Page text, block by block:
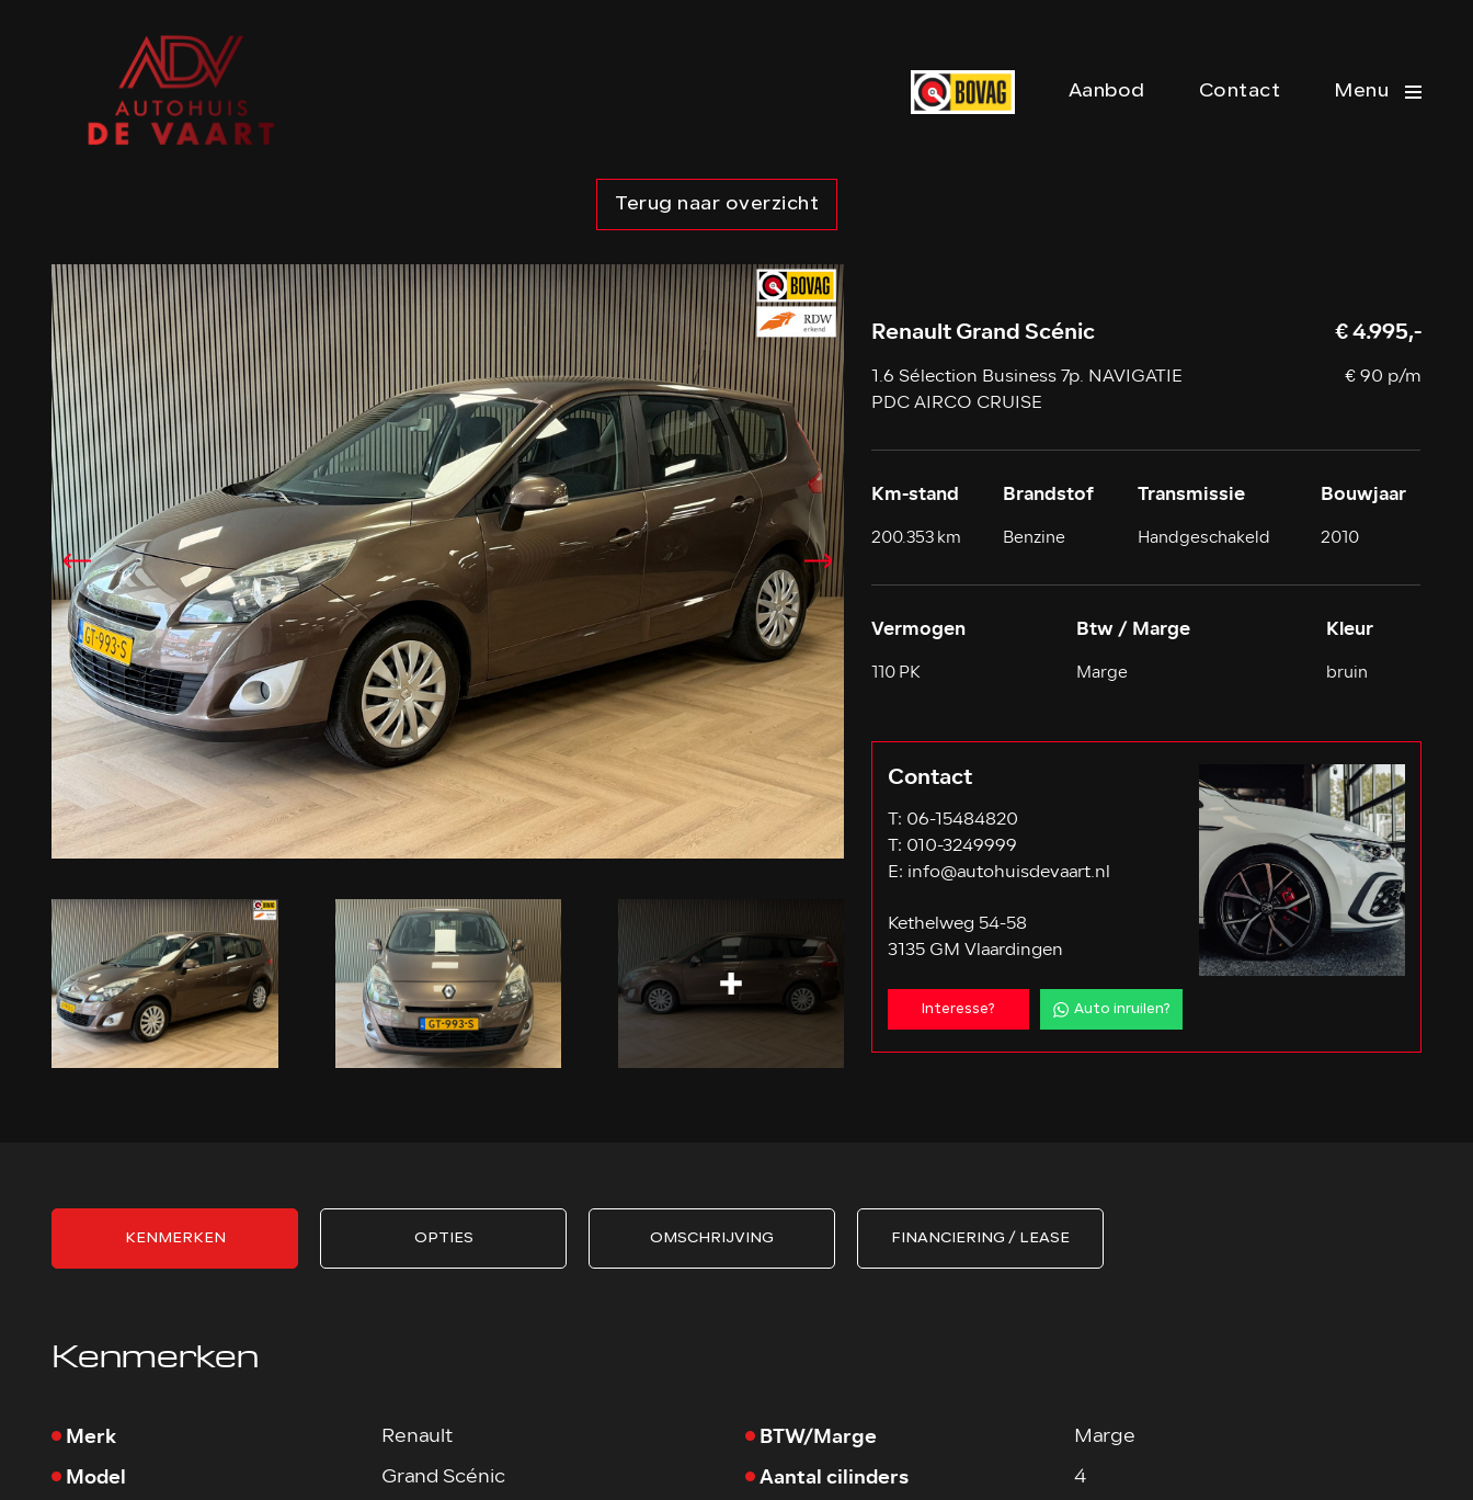
Aanbod Contact Menu
Terug naar overzicht
Renault Grand Scénic
1.6 Sélection Business 7p. NAVIGATIE
PDC AIRCO CRUISE
€ 4.995,-
€ 90 p/m
Km-stand
200.353 km
Brandstof
Benzine
Transmissie
Handgeschakeld
Bouwjaar
2010
Vermogen
110 PK
Btw / Marge
Marge
Kleur
bruin
Contact
T: 06-15484820
T: 010-3249999
E: info@autohuisdevaart.nl
Kethelweg 54-58
3135 GM Vlaardingen
Interesse? Auto inruilen?
KENMERKEN OPTIES OMSCHRIJVING FINANCIERING / LEASE
Kenmerken
Merk Renault
Model Grand Scénic
BTW/Marge Marge
Aantal cilinders 4